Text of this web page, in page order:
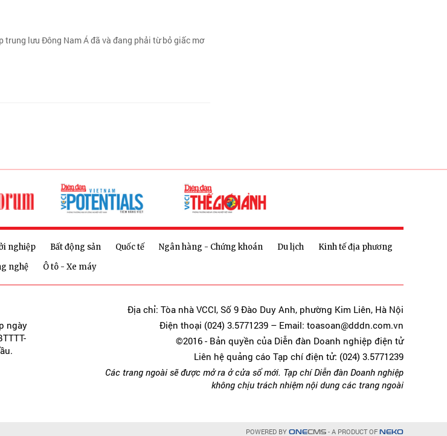
trung lưu Đông Nam Á đã và đang phải từ bỏ giấc mơ
nghiệp Bất động sản Quốc tế Ngân hàng - Chứng khoán Du lịch
Kinh tế địa phương
nghệ
Ô tô - Xe máy
ngày
Địa chỉ: Tòa nhà VCCI, Số 9 Đào Duy Anh, phường Kim Liên, Hà Nội
Điện thoại (024) 3.5771239 – Email: toasoan@dddn.com.vn
©2016 - Bản quyền của Diễn đàn Doanh nghiệp điện tử
Liên hệ quảng cáo Tạp chí điện tử: (024) 3.5771239
Các trang ngoài sẽ được mở ra ở cửa sổ mới. Tạp chí Diễn đàn Doanh nghiệp
không chịu trách nhiệm nội dung các trang ngoài
POWERED BY ONECMS - A PRODUCT OF NEKO